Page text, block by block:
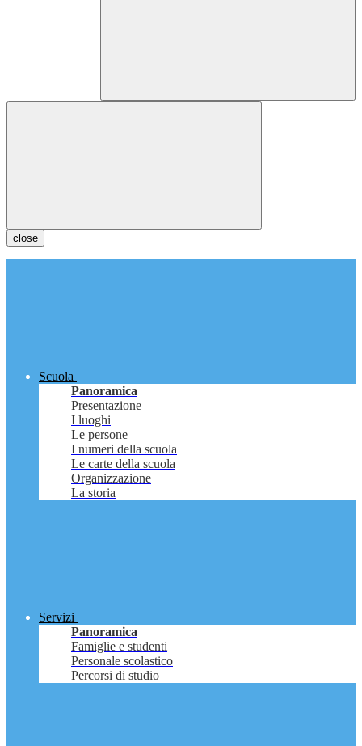
close
Scuola
Panoramica
Presentazione
I luoghi
Le persone
I numeri della scuola
Le carte della scuola
Organizzazione
La storia
Servizi
Panoramica
Famiglie e studenti
Personale scolastico
Percorsi di studio